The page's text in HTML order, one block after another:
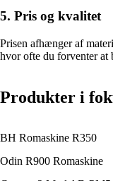
5. Pris og kvalitet
Prisen afhænger af
hvor ofte du forventer at
Produkter i
BH Romaskine R350
Odin R900 Romaskine